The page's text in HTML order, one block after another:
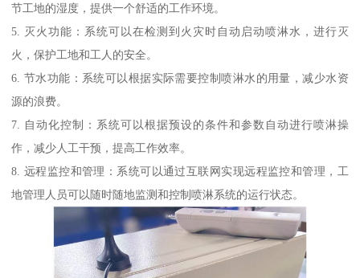
节工地的湿度，提供一个舒适的工作环境。
5. 灭火功能：系统可以在检测到火灾时自动启动喷淋水，进行灭
火，保护工地和工人的安全。
6. 节水功能：系统可以根据实际需要控制喷淋水的用量，减少水资
源的浪费。
7. 自动化控制：系统可以根据预设的条件和参数自动进行喷淋操
作，减少人工干预，提高工作效率。
8. 远程监控和管理：系统可以通过互联网实现远程监控和管理，工
地管理人员可以随时随地监测和控制喷淋系统的运行状态。